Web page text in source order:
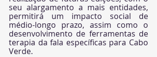
seu alargamento a mais entidades,
permitirá um impacto social de
médio-longo prazo, assim como o
desenvolvimento de ferramentas de
terapia da fala específicas para Cabo
Verde.